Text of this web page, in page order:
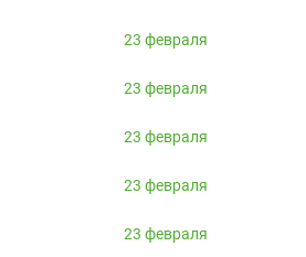
23 февраля
23 февраля
23 февраля
23 февраля
23 февраля